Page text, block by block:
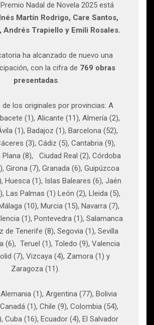
Nadal de Novela 2025 está
Inés Martín Rodrigo, Care Santos,
Andrés Trapiello y Emili Rosales.
ha alcanzado de nuevo una
con la cifra de 769 obras
presentadas.
de los originales por provincias: A
(1), Alicante (11), Almería (2),
(1), Badajoz (1), Barcelona (52),
(3), Cádiz (5), Cantabria (9),
Plana (8), Ciudad Real (2), Córdoba
Girona (7), Granada (6), Guipúzcoa
Huesca (1), Islas Baleares (6), Jaén
Las Palmas (1) León (2), Lleida (5),
(10), Murcia (15), Navarra (7),
(1), Pontevedra (1), Salamanca
de Tenerife (8), Segovia (1), Sevilla
(6), Teruel (1), Toledo (9), Valencia
(7), Vizcaya (4), Zamora (1) y
Zaragoza (11).
(1), Argentina (77), Bolivia
(1), Chile (9), Colombia (54),
Cuba (16), Ecuador (4), El Salvador